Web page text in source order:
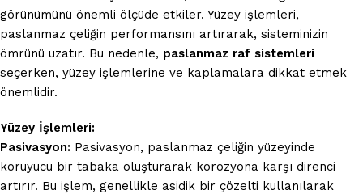
görünümünü önemli ölçüde etkiler. Yüzey işlemleri,
paslanmaz çeliğin performansını artırarak, sisteminizin
ömrünü uzatır. Bu nedenle, paslanmaz raf sistemleri
seçerken, yüzey işlemlerine ve kaplamalara dikkat etmek
önemlidir.
Yüzey İşlemleri:
Pasivasyon: Pasivasyon, paslanmaz çeliğin yüzeyinde
koruyucu bir tabaka oluşturarak korozyona karşı direnci
artırır. Bu işlem, genellikle asidik bir çözelti kullanılarak